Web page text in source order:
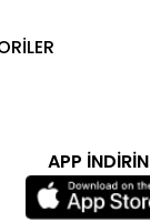
APP İNDİRİN